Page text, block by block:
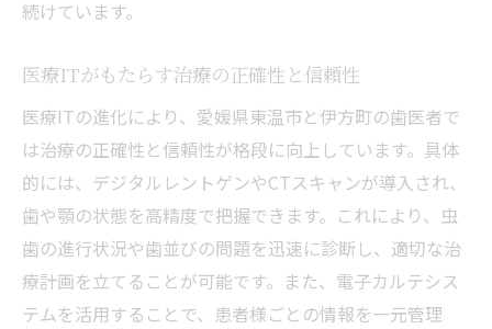
続けています。
医療ITがもたらす治療の正確性と信頼性
医療ITの進化により、愛媛県東温市と伊方町の歯医者で
は治療の正確性と信頼性が格段に向上しています。具体
的には、デジタルレントゲンやCTスキャンが導入され、
歯や顎の状態を高精度で把握できます。これにより、虫
歯の進行状況や歯並びの問題を迅速に診断し、適切な治
療計画を立てることが可能です。また、電子カルテシス
テムを活用することで、患者様ごとの情報を一元管理